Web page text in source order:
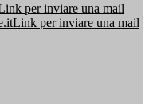
per inviare una mail
Link per inviare una mail